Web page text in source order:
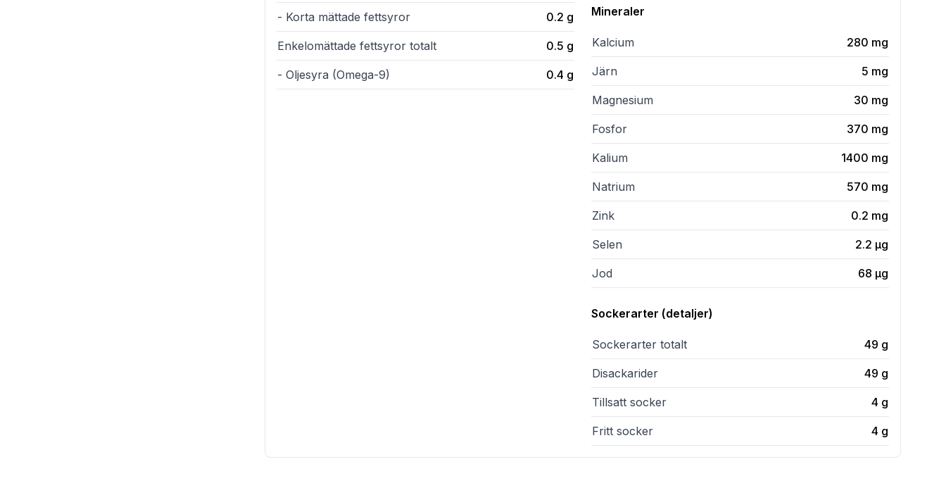
- Korta mättade fettsyror 0.2 g
Enkelomättade fettsyror totalt 0.5 g
- Oljesyra (Omega-9) 0.4 g
Mineraler
Kalcium 280 mg
Järn 5 mg
Magnesium 30 mg
Fosfor 370 mg
Kalium 1400 mg
Natrium 570 mg
Zink 0.2 mg
Selen 2.2 µg
Jod 68 µg
Sockerarter (detaljer)
Sockerarter totalt 49 g
Disackarider 49 g
Tillsatt socker 4 g
Fritt socker 4 g